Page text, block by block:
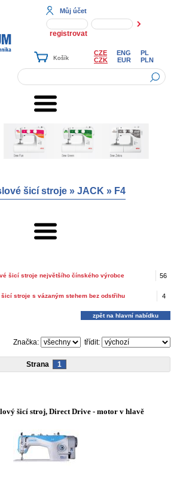
Můj účet
registrovat
CZE ENG
PL
CZK
EUR PLN
šicí stroje » JACK » F4
šicí stroje největšího čínského výrobce 56
stroje s vázaným stehem bez odstřihu 4
zpět na hlavní nabídku
třídit:
Značka:
Strana 1
šicí stroj, Direct Drive - motor v hlavě